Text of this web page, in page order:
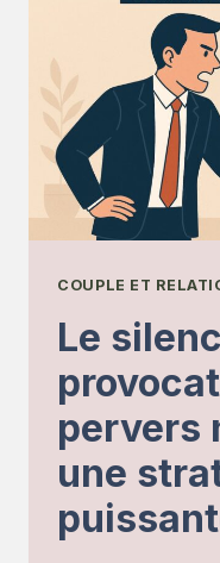
ET
SE
COUPLE ET
Le
pervers
une